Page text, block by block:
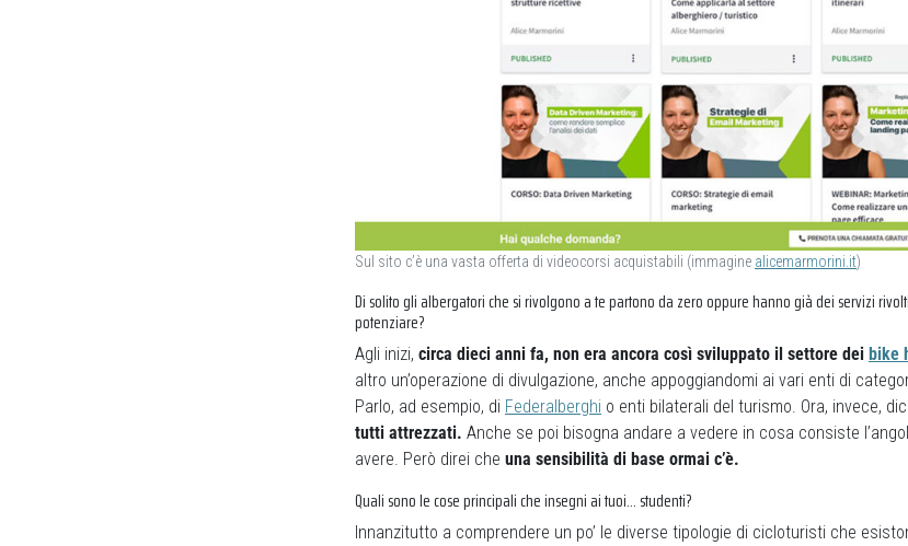
Sul sito c’è una vasta offerta di videocorsi acquistabili (immagine alicemarmorini.it)
Di solito gli albergatori che si rivolgono a te partono da zero oppure hanno già dei servizi
potenziare?
Agli inizi, circa dieci anni fa, non era ancora così sviluppato il settore dei bike
altro un’operazione di divulgazione, anche appoggiandomi ai vari enti di
Parlo, ad esempio, di Federalberghi o enti bilaterali del turismo. Ora, invece,
tutti attrezzati. Anche se poi bisogna andare a vedere in cosa consiste
avere. Però direi che una sensibilità di base ormai c’è.
Quali sono le cose principali che insegni ai tuoi… studenti?
Innanzitutto a comprendere un po’ le diverse tipologie di cicloturisti che